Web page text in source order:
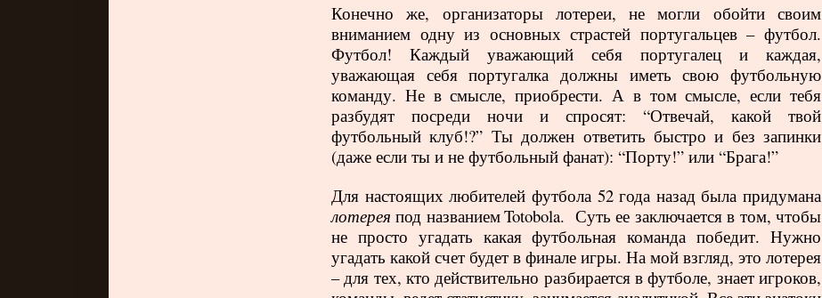
Конечно же, организаторы лотереи, не могли обойти своим
вниманием одну из основных страстей португальцев – футбол.
Футбол! Каждый уважающий себя португалец и каждая,
уважающая себя португалка должны иметь свою футбольную
команду. Не в смысле, приобрести. А в том смысле, если тебя
разбудят посреди ночи и спросят: “Отвечай, какой твой
футбольный клуб!?” Ты должен ответить быстро и без запинки
(даже если ты и не футбольный фанат): “Порту!” или “Брага!”
Для настоящих любителей футбола 52 года назад была придумана
лотерея под названиемTotobola. Суть ее заключается в том, чтобы
не просто угадать какая футбольная команда победит. Нужно
угадать какой счет будет в финале игры. На мой взгляд, это лотерея
– для тех, кто действительно разбирается в футболе, знает игроков,